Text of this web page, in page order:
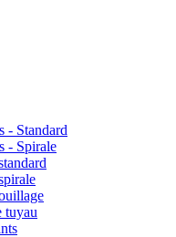
- Standard
- Spirale
tuyau